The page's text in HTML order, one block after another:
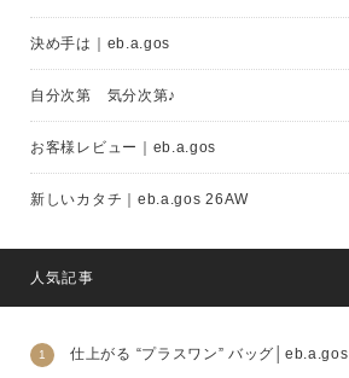
決め手は｜eb.a.gos
自分次第 気分次第♪
お客様レビュー｜eb.a.gos
新しいカタチ｜eb.a.gos 26AW
人気記事
仕上がる “プラスワン” バッグ│eb.a.gos